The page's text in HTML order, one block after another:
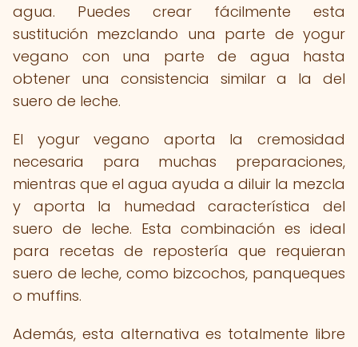
agua. Puedes crear fácilmente esta
sustitución mezclando una parte de yogur
vegano con una parte de agua hasta
obtener una consistencia similar a la del
suero de leche.
El yogur vegano aporta la cremosidad
necesaria para muchas preparaciones,
mientras que el agua ayuda a diluir la mezcla
y aporta la humedad característica del
suero de leche. Esta combinación es ideal
para recetas de repostería que requieran
suero de leche, como bizcochos, panqueques
o muffins.
Además, esta alternativa es totalmente libre